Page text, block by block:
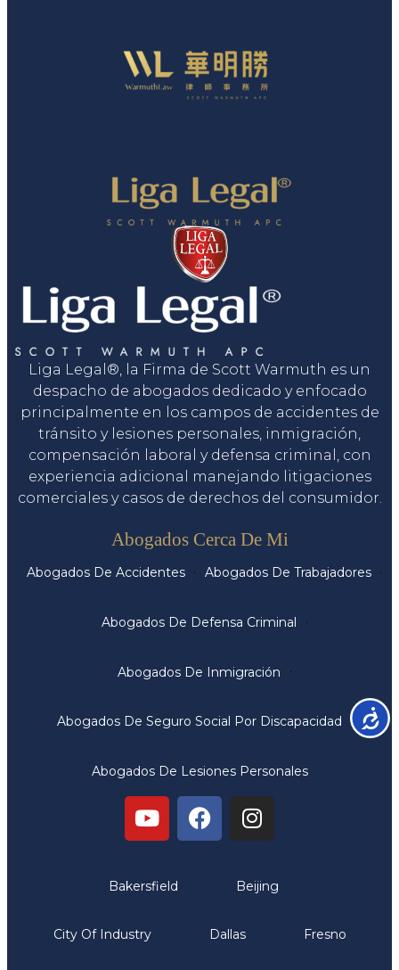
Liga Legal®, la Firma de Scott Warmuth es un
despacho de abogados dedicado y enfocado
principalmente en los campos de accidentes de
tránsito y lesiones personales, inmigración,
compensación laboral y defensa criminal, con
experiencia adicional manejando litigaciones
comerciales y casos de derechos del consumidor.
Abogados Cerca De Mi
Abogados De Accidentes Abogados De Trabajadores
Abogados De Defensa Criminal
Abogados De Inmigración
Abogados De Seguro Social Por Discapacidad
Abogados De Lesiones Personales
Bakersfield Beijing
City Of Industry Dallas Fresno